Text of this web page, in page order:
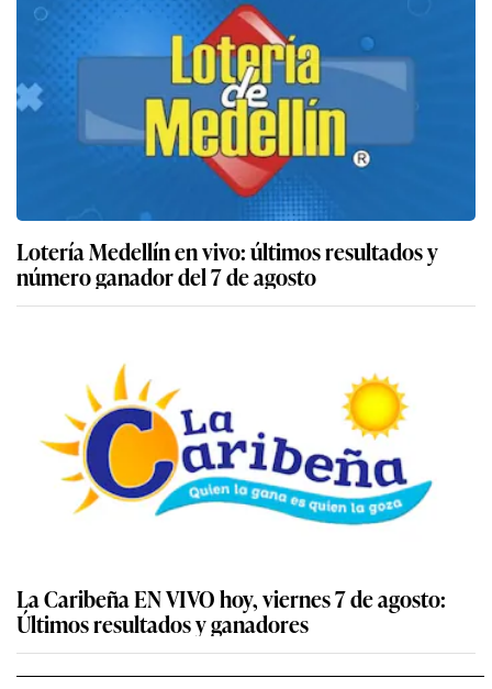
Lotería Medellín en vivo: últimos resultados y
número ganador del 7 de agosto
La Caribeña EN VIVO hoy, viernes 7 de agosto:
Últimos resultados y ganadores